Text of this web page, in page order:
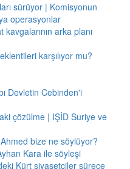
sürüyor | Komisyonun
operasyonlar
kavgalarının arka planı
karşılıyor mu?
Devletin Cebinden'i
çözülme | IŞİD Suriye ve
bize ne söylüyor?
Kara ile söyleşi
Kürt siyasetçiler sürece